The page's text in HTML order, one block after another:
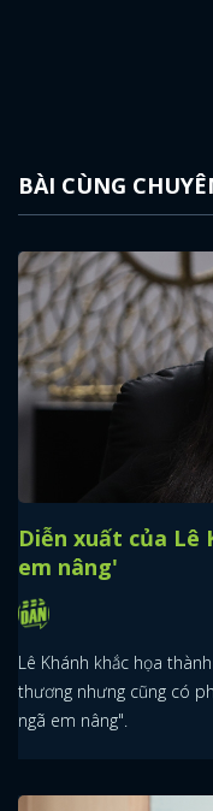
BÀI CÙNG
Diễn xuất của Lê
em nâng'
Lê Khánh khắc họa
thương nhưng cũng có
ngã em nâng".